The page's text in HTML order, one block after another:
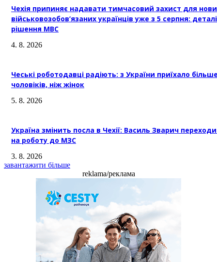
Чехія припиняє надавати тимчасовий захист для
військовозобов’язаних українців уже з 5 серпня: деталі
рішення МВС
4. 8. 2026
Чеські роботодавці радіють: з України приїхало
чоловіків, ніж жінок
5. 8. 2026
Україна змінить посла в Чехії: Василь Зварич
на роботу до МЗС
3. 8. 2026
завантажити більше
reklama/реклама